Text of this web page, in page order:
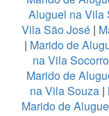
Aluguel na Vila
Vila São José|
| Marido de
na Vila Socorro
Marido de
na Vila Souza|
Marido de